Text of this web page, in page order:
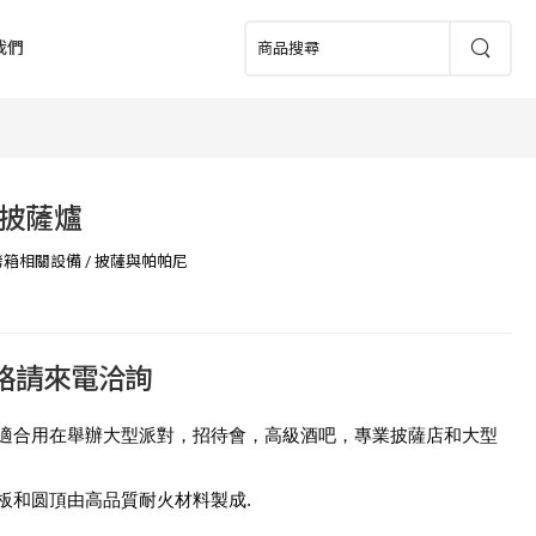
們
薩爐
箱相關設備 / 披薩與帕帕尼
請來電洽詢
合用在舉辦大型派對，招待會，高級酒吧，專業披薩店和大型
和圆頂由高品質耐火材料製成.